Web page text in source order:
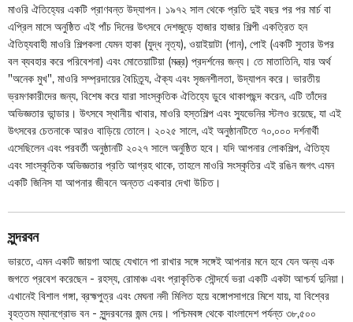
মাওরি ঐতিহ্যের একটি প্রাণবন্ত উদ্‌যাপন। ১৯৭২ সাল থেকে প্রতি দুই বছর পর পর মার্চ বা
এপ্রিল মাসে অনুষ্ঠিত এই পাঁচ দিনের উৎসবে দেশজুড়ে হাজার হাজার শিল্পী একত্রিত হন
ঐতিহ্যবাহী মাওরি শিল্পকলা যেমন হাকা (যুদ্ধ নৃত্য), ওয়াইয়াটা (গান), পোই (একটি সুতার উপর
বল ব্যবহার করে পরিবেশনা) এবং মোতেয়াটিয়া (মন্ত্র) প্রদর্শনের জন্য। তে মাতাতিনি, যার অর্থ
"অনেক মুখ", মাওরি সম্প্রদায়ের বৈচিত্র্য, ঐক্য এবং সৃজনশীলতা, উদ্‌যাপন করে। ভারতীয়
ভ্রমণকারীদের জন্য, বিশেষ করে যারা সাংস্কৃতিক ঐতিহ্যে ডুবে থাকাপছন্দ করেন, এটি তাঁদের
অভিজ্ঞতার ভান্ডার। উৎসবে স্থানীয় খাবার, মাওরি হস্তশিল্প এবং স্যুভেনির স্টলও রয়েছে, যা এই
উৎসবের চেতনাকে আরও বাড়িয়ে তোলে। ২০২৫ সালে, এই অনুষ্ঠানটিতে ৭০,০০০ দর্শনার্থী
এসেছিলেন এবং পরবর্তী অনুষ্ঠানটি ২০২৭ সালে অনুষ্ঠিত হবে। যদি আপনার লোকশিল্প, ঐতিহ্য
এবং সাংস্কৃতিক অভিজ্ঞতার প্রতি আগ্রহ থাকে, তাহলে মাওরি সংস্কৃতির এই রঙিন জগৎ এমন
একটি জিনিস যা আপনার জীবনে অন্তত একবার দেখা উচিত।
সুন্দরবন
ভারতে, এমন একটি জায়গা আছে যেখানে পা রাখার সঙ্গে সঙ্গেই আপনার মনে হবে যেন অন্য এক
জগতে প্রবেশ করেছেন - রহস্য, রোমাঞ্চ এবং প্রাকৃতিক সৌন্দর্যে ভরা একটি একটা আশ্চর্য দুনিয়া।
এখানেই বিশাল গঙ্গা, ব্রহ্মপুত্র এবং মেঘনা নদী মিলিত হয়ে বঙ্গোপসাগরে মিশে যায়, যা বিশ্বের
বৃহত্তম ম্যানগ্রোভ বন - সুন্দরবনের জন্ম দেয়। পশ্চিমবঙ্গ থেকে বাংলাদেশ পর্যন্ত ৩৮,৫০০